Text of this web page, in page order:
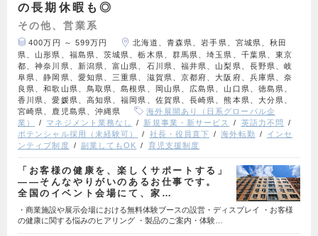
の長期休暇も◎
その他、営業系
400万円 ～ 599万円
北海道、青森県、岩手県、宮城県、秋田
県、山形県、福島県、茨城県、栃木県、群馬県、埼玉県、千葉県、東京
都、神奈川県、新潟県、富山県、石川県、福井県、山梨県、長野県、岐
阜県、静岡県、愛知県、三重県、滋賀県、京都府、大阪府、兵庫県、奈
良県、和歌山県、鳥取県、島根県、岡山県、広島県、山口県、徳島県、
香川県、愛媛県、高知県、福岡県、佐賀県、長崎県、熊本県、大分県、
宮崎県、鹿児島県、沖縄県
海外展開あり（日系グローバル企
業）
マネジメント業務なし 新規事業・新サービス
英語力不問
ポテンシャル採用（未経験可）
社長・役員直下 海外転勤
インセ
ンティブ制度
副業してもOK 育児支援制度
「お客様の健康を、楽しくサポートする」
——そんなやりがいのあるお仕事です。
全国のイベント会場にて、家…
・商業施設や展示会場における無料体験ブースの設営・ディスプレイ ・お客様
の健康に関する悩みのヒアリング ・製品のご案内・体験…